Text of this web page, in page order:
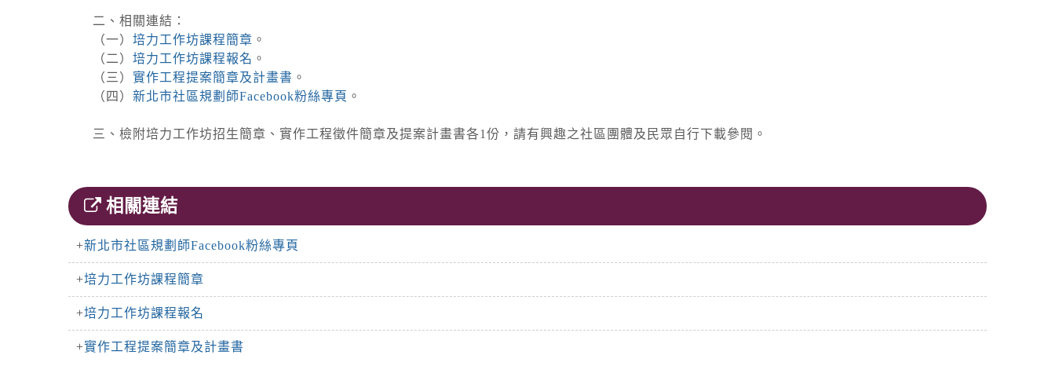
二、相關連結：
（一） 培力工作坊課程簡章 。
（二） 培力工作坊課程報名 。
（三） 實作工程提案簡章及計畫書 。
（四） 新北市社區規劃師Facebook粉絲專頁 。
三、檢附培力工作坊招生簡章、實作工程徵件簡章及提案計畫書各1份，請有興趣之社區團體及民眾自行下載參閱。
相關連結
新北市社區規劃師Facebook粉絲專頁
培力工作坊課程簡章
培力工作坊課程報名
實作工程提案簡章及計畫書